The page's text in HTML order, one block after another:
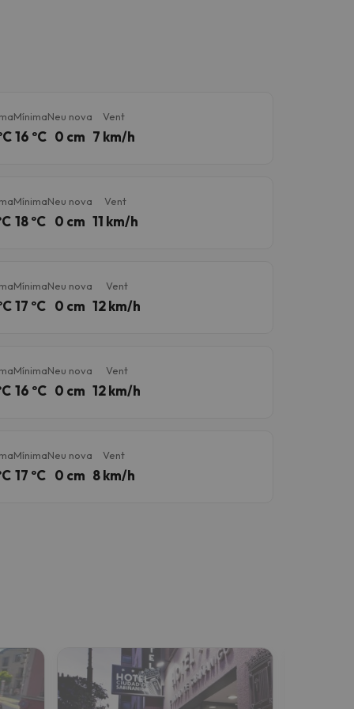
Mínima
16 ºC
Neu nova
0 cm
Vent
7 km/h
Mínima
18 ºC
Neu nova
0 cm
Vent
11 km/h
Mínima
17 ºC
Neu nova
0 cm
Vent
12 km/h
Mínima
16 ºC
Neu nova
0 cm
Vent
12 km/h
Mínima
17 ºC
Neu nova
0 cm
Vent
8 km/h